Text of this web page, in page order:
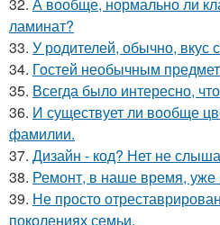
ламинат?
33. У родителей, обычно, вкус
34. Гостей необычным
35. Всегда было интересно,
36. И существует ли вообще
фамилии.
37. Дизайн - код? Нет не
38. Ремонт, в наше время, уже
39. Не просто
поколениях семьи.